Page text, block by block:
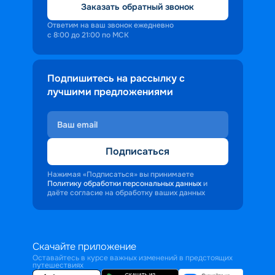
одну из поволжских турбаз.
Заказать обратный звонок
Ответим на ваш звонок ежедневно
с 8:00 до 21:00 по МСК
Подпишитесь на рассылку с
лучшими предложениями
Подписаться
Нажимая «Подписаться» вы принимаете
Политику обработки персональных данных и
даёте согласие на обработку ваших данных
Скачайте приложение
Оставайтесь в курсе важных изменений в предстоящих
путешествиях